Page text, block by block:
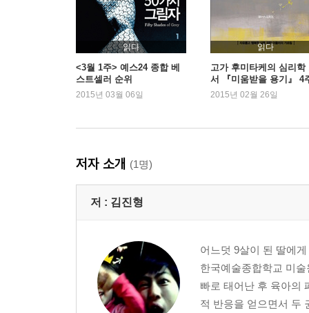
땡기네 032
태교 여행 034
느낌 아니까 036
너의 목소리가 들려 038
아내의 다리 040
쥐를 잡자 042
임부 우울증 050
예정일 052
미루지 마 054
02 아빠 됐어요
진통 교향곡 060
제1악장 062
읽다
<3월 1주> 예스24 종합 베
스트셀러 순위
2015년 03월 06일
읽다
고가 후미타케의 심리학
서 『미움받을 용기』 4
연속 1위
2015년 02월 26일
저자 소개 (1명)
저 : 김진형
어느덧 9살이 된 딸에
한국예술종합학교 미
빠로 태어난 후 육아의
적 반응을 얻으면서 두